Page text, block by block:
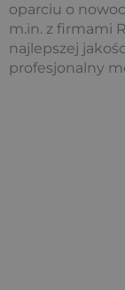
oparciu o
m.in. z firmami
najlepszej
profesjonalny